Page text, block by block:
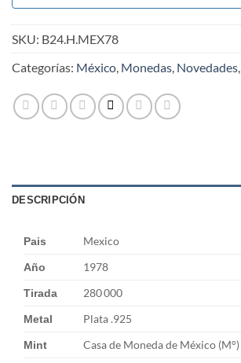
SKU: B24.H.MEX78
Categorías: México, Monedas, Novedades,
DESCRIPCIÓN
Pais Mexico
Año 1978
Tirada 280 000
Metal Plata .925
Mint Casa de Moneda de México (M°)